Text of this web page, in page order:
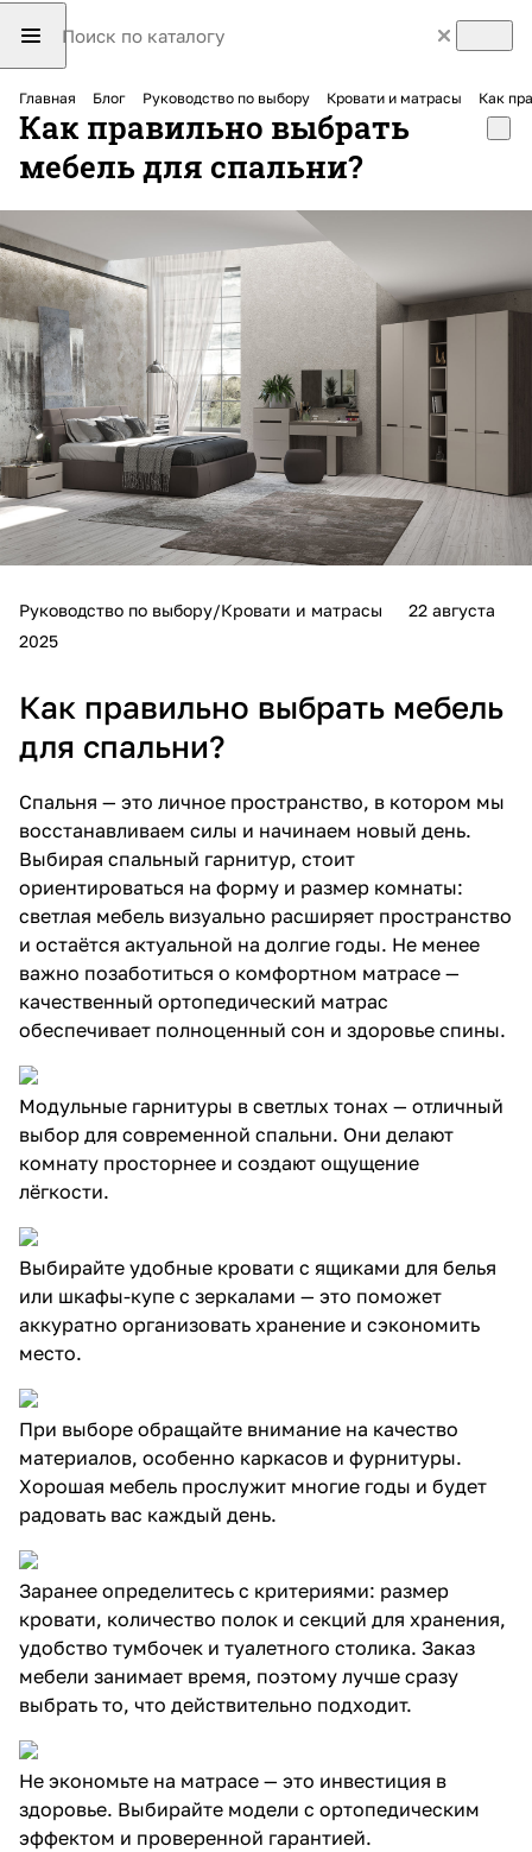
Главная Блог Руководство по выбору Кровати и матрасы Как
Как правильно выбрать
мебель для спальни?
Руководство по выбору/Кровати и матрасы
22 августа
2025
Как правильно выбрать мебель
для спальни?
Спальня — это личное пространство, в котором мы
восстанавливаем силы и начинаем новый день.
Выбирая спальный гарнитур, стоит
ориентироваться на форму и размер комнаты:
светлая мебель визуально расширяет пространство
и остаётся актуальной на долгие годы. Не менее
важно позаботиться о комфортном матрасе —
качественный ортопедический матрас
обеспечивает полноценный сон и здоровье спины.
Модульные гарнитуры в светлых тонах — отличный
выбор для современной спальни. Они делают
комнату просторнее и создают ощущение
лёгкости.
Выбирайте удобные кровати с ящиками для белья
или шкафы-купе с зеркалами — это поможет
аккуратно организовать хранение и сэкономить
место.
При выборе обращайте внимание на качество
материалов, особенно каркасов и фурнитуры.
Хорошая мебель прослужит многие годы и будет
радовать вас каждый день.
Заранее определитесь с критериями: размер
кровати, количество полок и секций для хранения,
удобство тумбочек и туалетного столика. Заказ
мебели занимает время, поэтому лучше сразу
выбрать то, что действительно подходит.
Не экономьте на матрасе — это инвестиция в
здоровье. Выбирайте модели с ортопедическим
эффектом и проверенной гарантией.